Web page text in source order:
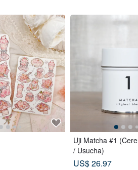
Uji Matcha #1
/ Usucha)
US$ 26.97